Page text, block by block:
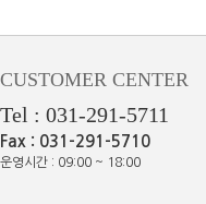
CUSTOMER CENTER
Tel : 031-291-5711
Fax : 031-291-5710
운영시간 : 09:00 ~ 18:00